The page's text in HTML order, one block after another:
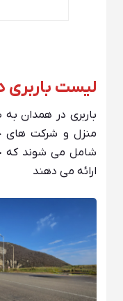
لیست
باربری در همدان به
منزل و شرکت های
شامل می شوند که
ارائه می دهند